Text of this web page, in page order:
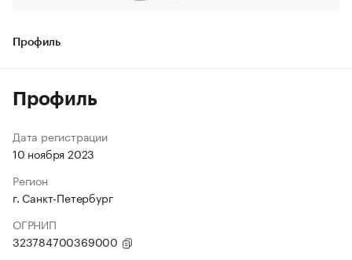
Профиль
Профиль
Дата регистрации
10 ноября 2023
Регион
г. Санкт-Петербург
ОГРНИП
323784700369000